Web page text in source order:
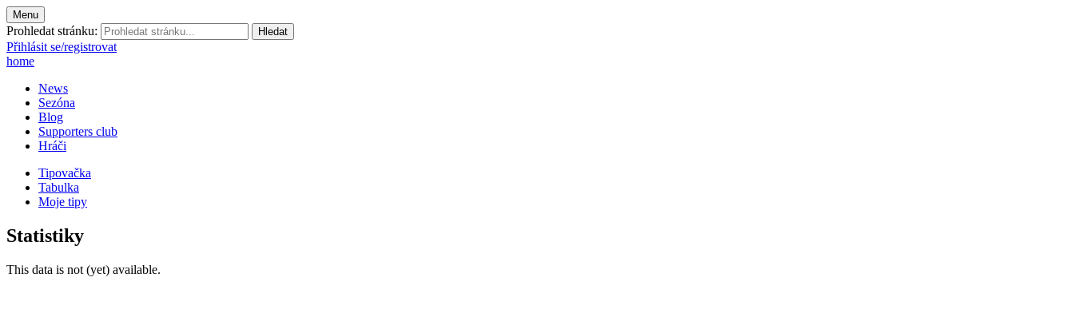
Menu
Prohledat stránku:
Přihlásit se/registrovat
home
News
Sezóna
Blog
Supporters club
Hráči
Tipovačka
Tabulka
Moje tipy
Statistiky
This data is not (yet) available.